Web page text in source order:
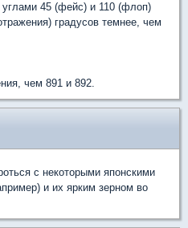
углами 45 (фейс) и 110 (флоп)
градусов темнее, чем
чем 891 и 892.
с некоторыми японскими
и их ярким зерном во